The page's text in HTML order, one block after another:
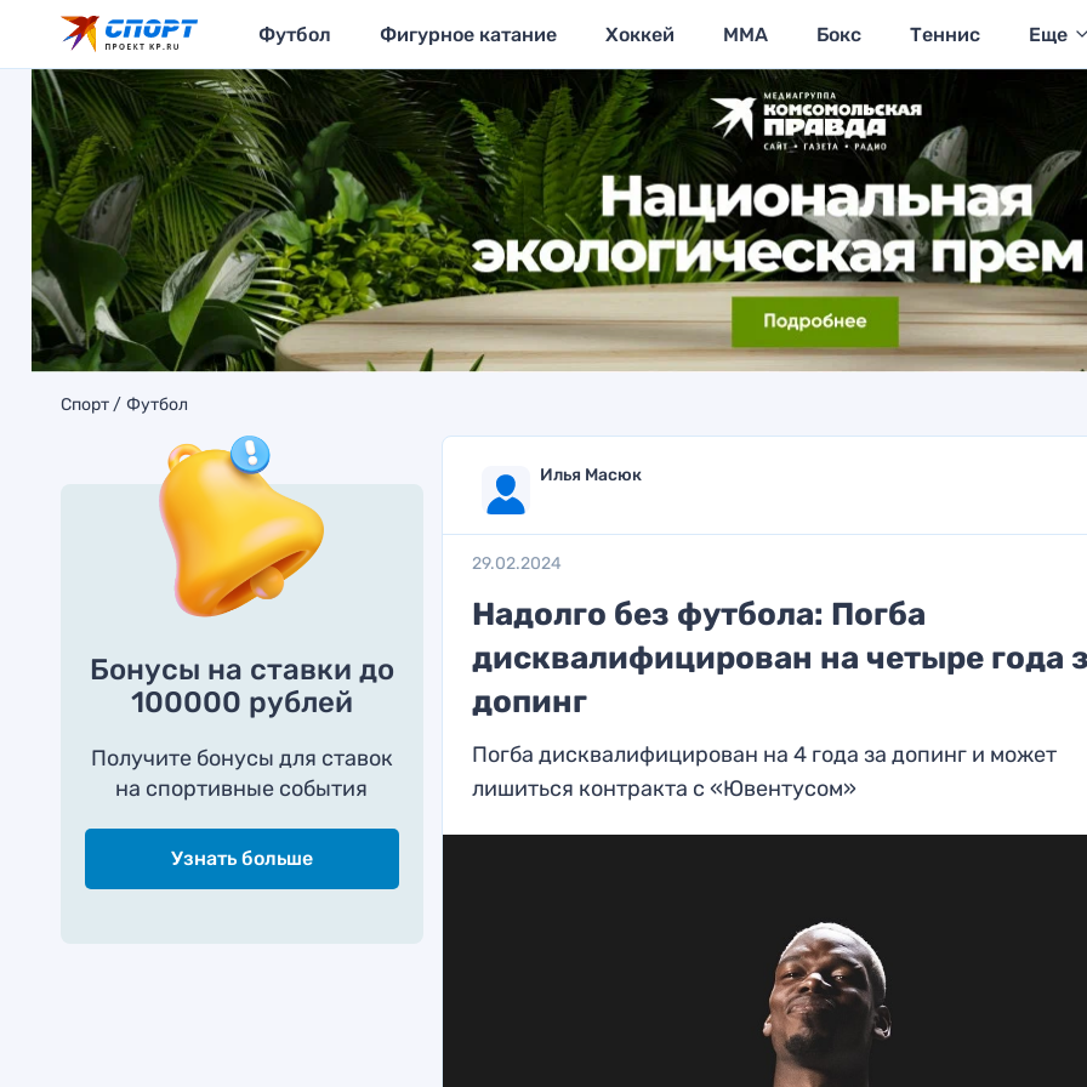
Футбол Фигурное катание Хоккей MMA Бокс Теннис Еще
Спорт Футбол
Бонусы на ставки до
100000 рублей
Получите бонусы для ставок
на спортивные события
Узнать больше
Илья Масюк
29.02.2024
Надолго без футбола: Погба
дисквалифицирован на четыре года
допинг
Погба дисквалифицирован на 4 года за допинг и может
лишиться контракта с «Ювентусом»